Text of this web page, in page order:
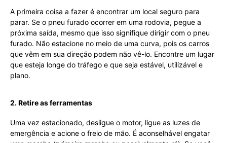
A primeira coisa a fazer é encontrar um local seguro para
parar. Se o pneu furado ocorrer em uma rodovia, pegue a
próxima saída, mesmo que isso signifique dirigir com o pneu
furado. Não estacione no meio de uma curva, pois os carros
que vêm em sua direção podem não vê-lo. Encontre um lugar
que esteja longe do tráfego e que seja estável, utilizável e
plano.
2. Retire as ferramentas
Uma vez estacionado, desligue o motor, ligue as luzes de
emergência e acione o freio de mão. É aconselhável engatar